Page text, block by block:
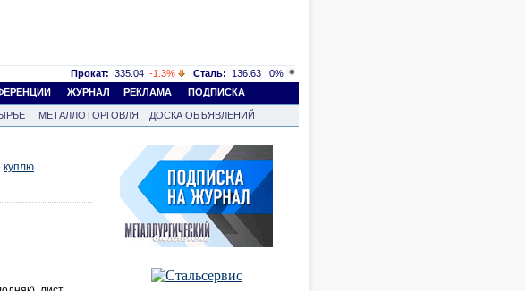
Прокат: 335.04 -1.3% Сталь: 136.63
0%
ЖУРНАЛ РЕКЛАМА ПОДПИСКА
МЕТАЛЛОТОРГОВЛЯ
ДОСКА ОБЪЯВЛЕНИЙ
куплю